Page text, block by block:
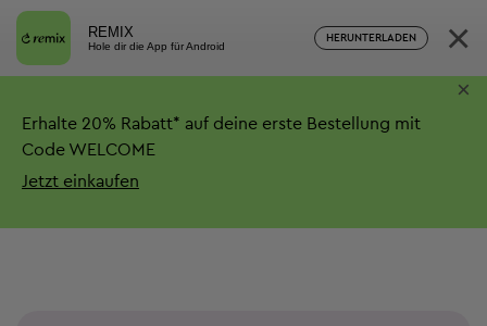
REMIX
Hole dir die App für Android
HERUNTERLADEN ×
Erhalte 20% Rabatt* auf deine erste Bestellung mit
Code WELCOME
Jetzt einkaufen
×